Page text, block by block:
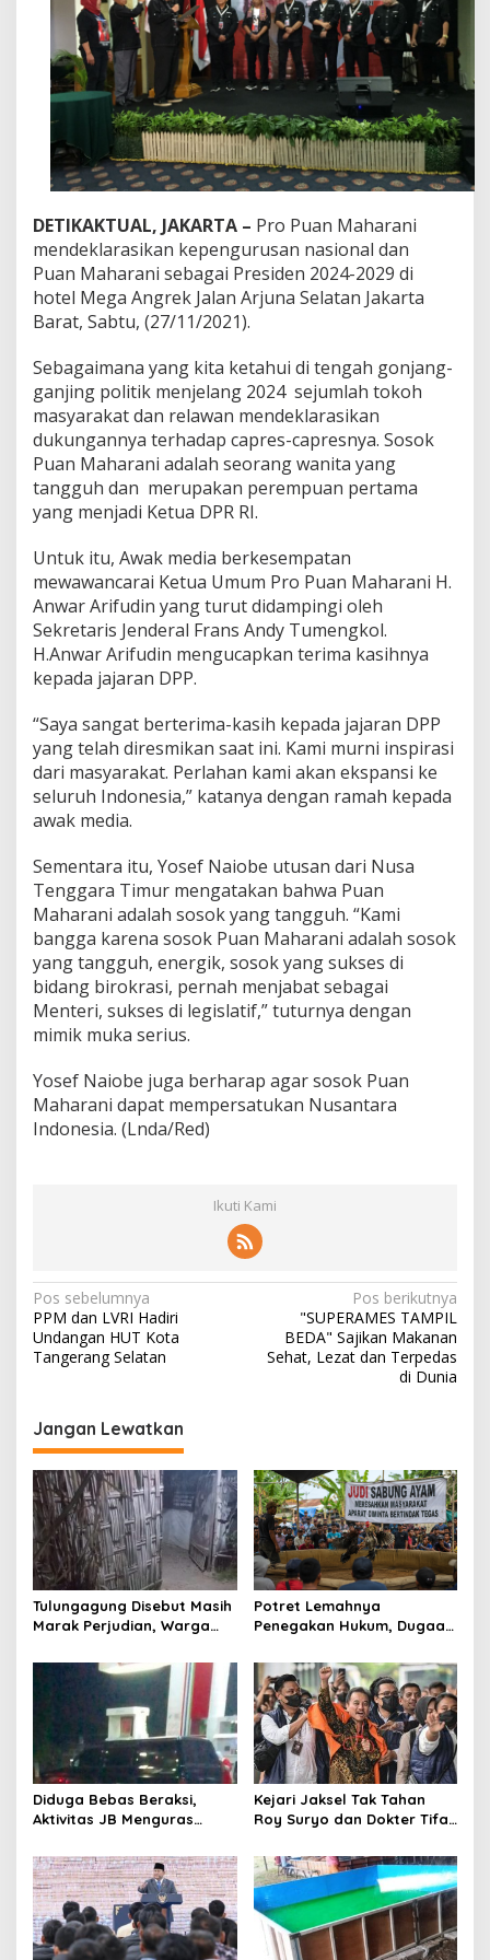
M
a
h
a
r
a
n
i
S
e
a
a
i
P
r
s
d
e
n
2
0
2
4
2
0
2
9
DETIKAKTUAL, JAKARTA – Pro Puan Maharani
mendeklarasikan kepengurusan nasional dan
Puan Maharani sebagai Presiden 2024-2029 di
hotel Mega Angrek Jalan Arjuna Selatan Jakarta
Barat, Sabtu, (27/11/2021).
Sebagaimana yang kita ketahui di tengah gonjang-
ganjing politik menjelang 2024 sejumlah tokoh
masyarakat dan relawan mendeklarasikan
dukungannya terhadap capres-capresnya. Sosok
Puan Maharani adalah seorang wanita yang
tangguh dan merupakan perempuan pertama
yang menjadi Ketua DPR RI.
Untuk itu, Awak media berkesempatan
mewawancarai Ketua Umum Pro Puan Maharani H.
Anwar Arifudin yang turut didampingi oleh
Sekretaris Jenderal Frans Andy Tumengkol.
H.Anwar Arifudin mengucapkan terima kasihnya
kepada jajaran DPP.
“Saya sangat berterima-kasih kepada jajaran DPP
yang telah diresmikan saat ini. Kami murni inspirasi
dari masyarakat. Perlahan kami akan ekspansi ke
seluruh Indonesia,” katanya dengan ramah kepada
awak media.
Sementara itu, Yosef Naiobe utusan dari Nusa
Tenggara Timur mengatakan bahwa Puan
Maharani adalah sosok yang tangguh. “Kami
bangga karena sosok Puan Maharani adalah sosok
yang tangguh, energik, sosok yang sukses di
bidang birokrasi, pernah menjabat sebagai
Menteri, sukses di legislatif,” tuturnya dengan
mimik muka serius.
Yosef Naiobe juga berharap agar sosok Puan
Maharani dapat mempersatukan Nusantara
Indonesia. (Lnda/Red)
Ikuti Kami
N
a
v
g
a
s
i
p
o
s
Pos sebelumnya
PPM dan LVRI Hadiri
Undangan HUT Kota
Tangerang Selatan
Pos berikutnya
"SUPERAMES TAMPIL
BEDA" Sajikan Makanan
Sehat, Lezat dan Terpedas
di Dunia
Jangan Lewatkan
Tulungagung Disebut Masih
Marak Perjudian, Warga
hingga Usut Dugaan Beking
Potret Lemahnya
Penegakan Hukum, Dugaan
Tulungagung Tuai Sorotan
Diduga Bebas Beraksi,
Aktivitas JB Menguras
Bojonegoro Jadi Sorotan
Warga
Kejari Jaksel Tak Tahan
Roy Suryo dan Dokter Tifa,
Keluarga dan Kepastian
Hukum